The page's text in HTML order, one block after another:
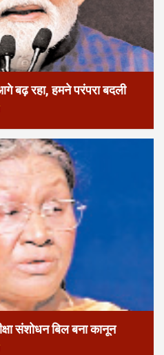
बढ़ रहा, हमने परंपरा बदली
संशोधन बिल बना कानून